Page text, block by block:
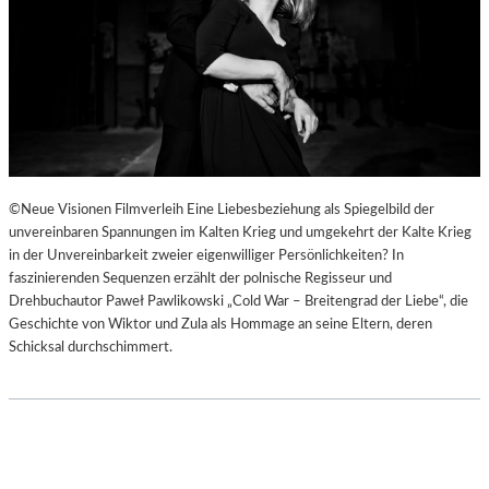
©Neue Visionen Filmverleih Eine Liebesbeziehung als Spiegelbild der
unvereinbaren Spannungen im Kalten Krieg und umgekehrt der Kalte Krieg
in der Unvereinbarkeit zweier eigenwilliger Persönlichkeiten? In
faszinierenden Sequenzen erzählt der polnische Regisseur und
Drehbuchautor Paweł Pawlikowski „Cold War – Breitengrad der Liebe“, die
Geschichte von Wiktor und Zula als Hommage an seine Eltern, deren
Schicksal durchschimmert.